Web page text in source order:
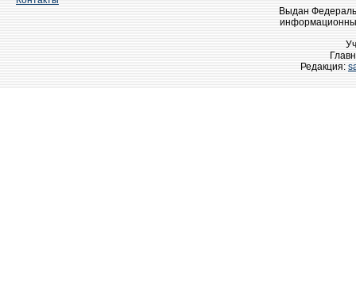
Выдан
Редакция: